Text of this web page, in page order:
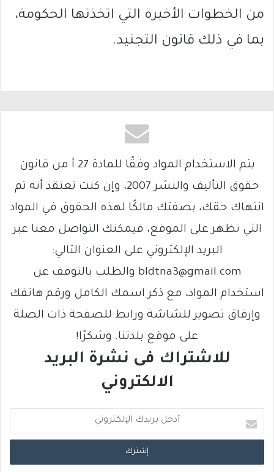
من الخطوات الأخيرة التي اتخذتها الحكومة،
بما في ذلك قانون التجنيد.
يتم الاستخدام المواد وفقًا للمادة 27 أ من قانون
حقوق التأليف والنشر 2007، وإن كنت تعتقد أنه تم
انتهاك حقك، بصفتك مالكًا لهذه الحقوق في المواد
التي تظهر على الموقع، فيمكنك التواصل معنا عبر
البريد الإلكتروني على العنوان التالي:
bldtna3@gmail.com والطلب بالتوقف عن
استخدام المواد، مع ذكر اسمك الكامل ورقم هاتفك
وإرفاق تصوير للشاشة ورابط للصفحة ذات الصلة
على موقع بلدتنا. وشكرًا!
للاشتراك فى نشرة البريد
الالكتروني
د
خ